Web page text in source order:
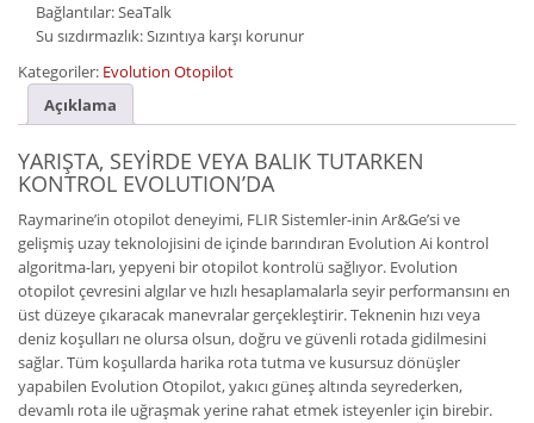
Bağlantılar: SeaTalk
Su sızdırmazlık: Sızıntıya karşı korunur
Kategoriler: Evolution Otopilot
Açıklama
YARIŞTA, SEYİRDE VEYA BALIK TUTARKEN
KONTROL EVOLUTION’DA
Raymarine’in otopilot deneyimi, FLIR Sistemler-inin Ar&Ge’si ve
gelişmiş uzay teknolojisini de içinde barındıran Evolution Ai kontrol
algoritma-ları, yepyeni bir otopilot kontrolü sağlıyor. Evolution
otopilot çevresini algılar ve hızlı hesaplamalarla seyir performansını en
üst düzeye çıkaracak manevralar gerçekleştirir. Teknenin hızı veya
deniz koşulları ne olursa olsun, doğru ve güvenli rotada gidilmesini
sağlar. Tüm koşullarda harika rota tutma ve kusursuz dönüşler
yapabilen Evolution Otopilot, yakıcı güneş altında seyrederken,
devamlı rota ile uğraşmak yerine rahat etmek isteyenler için birebir.